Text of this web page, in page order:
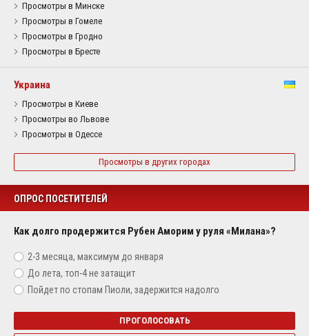
Просмотры в Минске
Просмотры в Гомеле
Просмотры в Гродно
Просмотры в Бресте
Украина
Просмотры в Киеве
Просмотры во Львове
Просмотры в Одессе
Просмотры в других городах
ОПРОС ПОСЕТИТЕЛЕЙ
Как долго продержится Рубен Аморим у руля «Милана»?
2-3 месяца, максимум до января
До лета, топ-4 не затащит
Пойдет по стопам Пиоли, задержится надолго
ПРОГОЛОСОВАТЬ